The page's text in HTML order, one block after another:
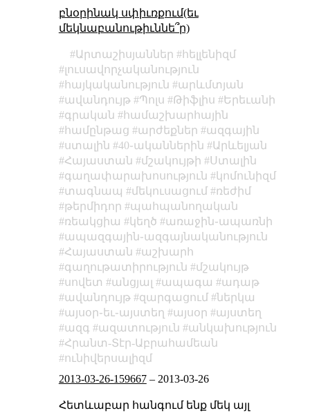
բնօրինակ սփիւռքում(եւ
մեկնաբանութիւննե՞ր)
Արտաշիսյաններ
հելլենիզմ
լուսավորչականություն
հայկականություն
արևմտյան
ավանդույթ
Պոլս Թիֆլիս
Երեւանի
գրական
համաշխարհային
համընթաց
արժեքներ
ազգային
ստալին
40֊ականներին
Արևելյան
Հայաստան
մշակույթի
Ստալին
գաղափարախոսություն
կոմունիզմ
տագնապ
մեկուսացում
ռեժիմ
թերմիդոր
պահպանողական
ռեակցիա
կեղծ
առաջին֊ապառնի
ապազգային֊ազգայնականություն
Հայաստան
աշխարհ
գաղութատիրություն
մշակույթ
սովետ
անցյալ ապագա
ադաթ
ավանդույթ
զարգացում
ներկա
այսօր֊եւ֊այստեղ
այսօր
այստեղ
ազգ
ազատություն
անկախություն
Հրանտ-Տէր-Աբրահամեան
ունիվերսալիզմ
2013-03-26-159667– 2013-03-26
Հետևաբար հանգում ենք մեկ այլ